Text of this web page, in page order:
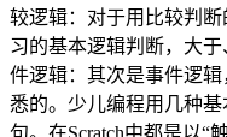
较逻辑：对于用比较判
习的基本逻辑判断，大
件逻辑：其次是事件逻
悉的。少儿编程用几种
句。在Scratch中都是以